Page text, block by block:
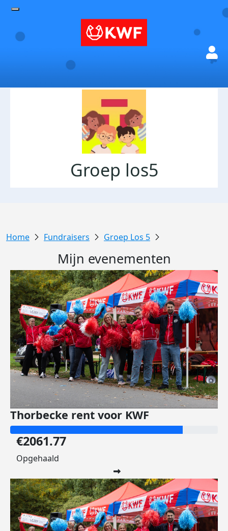
Groep los5
Fundraisers Groep Los 5
Mijn evenementen
Thorbecke rent voor KWF
€2061.77
Opgehaald